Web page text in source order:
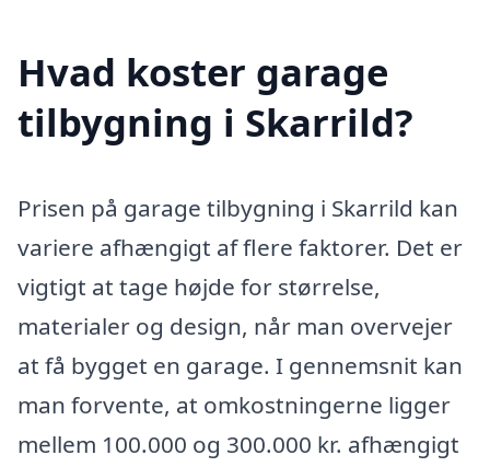
Hvad koster garage
tilbygning i Skarrild?
Prisen på garage tilbygning i Skarrild kan
variere afhængigt af flere faktorer. Det er
vigtigt at tage højde for størrelse,
materialer og design, når man overvejer
at få bygget en garage. I gennemsnit kan
man forvente, at omkostningerne ligger
mellem 100.000 og 300.000 kr. afhængigt